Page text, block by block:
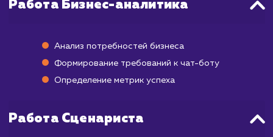
завершения проекта проходит от 2
Первый этап - понимание потребностей
бизнеса и определение
идет этап разработки, включающий в